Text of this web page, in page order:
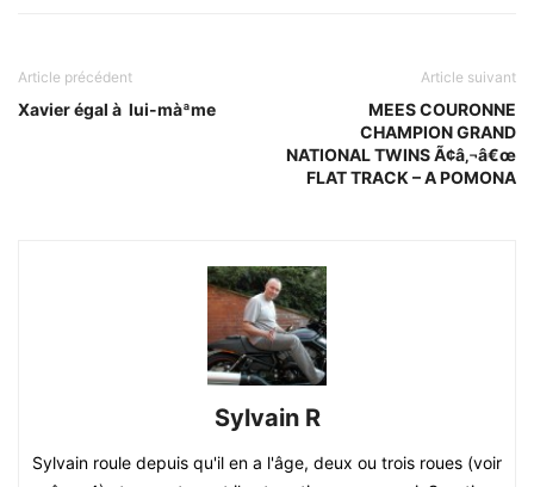
Article précédent
Xavier égal à lui-màªme
Article suivant
MEES COURONNE
CHAMPION GRAND
NATIONAL TWINS Ã¢â‚¬â€œ
FLAT TRACK – A POMONA
Sylvain R
Sylvain roule depuis qu'il en a l'âge, deux ou trois roues (voir